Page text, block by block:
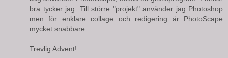
bra tycker jag. Till större "projekt" använder jag Photoshop
men för enklare collage och redigering är PhotoScape
mycket snabbare.
Trevlig Advent!